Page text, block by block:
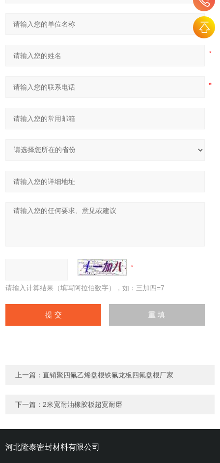
请输入计算结果（填写阿拉伯数字），如：三加四=7
上一篇：直销聚四氟乙烯盘根铁氟龙板四氟盘根厂家
下一篇： 2米宽耐油橡胶板超宽耐磨
河北隆泰密封材料有限公司